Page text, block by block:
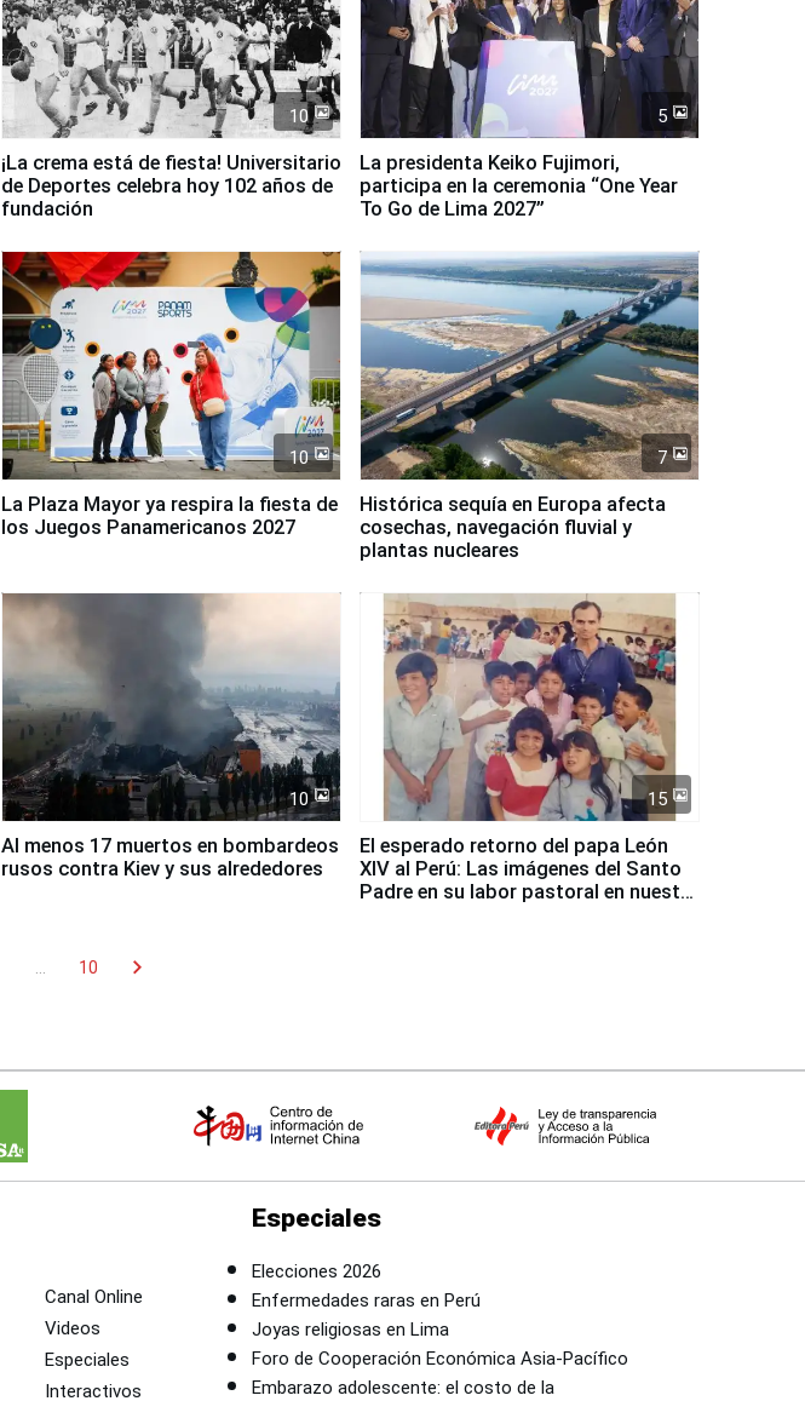
10
¡La crema está de fiesta! Universitario
de Deportes celebra hoy 102 años de
fundación
5
La presidenta Keiko Fujimori,
participa en la ceremonia “One Year
To Go de Lima 2027”
10
La Plaza Mayor ya respira la fiesta de
los Juegos Panamericanos 2027
7
Histórica sequía en Europa afecta
cosechas, navegación fluvial y
plantas nucleares
10
Al menos 17 muertos en bombardeos
rusos contra Kiev y sus alrededores
15
El esperado retorno del papa León
XIV al Perú: Las imágenes del Santo
Padre en su labor pastoral en nuestro
10 chevron_right
Canal Online
Videos
Especiales
Interactivos
Especiales
Elecciones 2026
Enfermedades raras en Perú
Joyas religiosas en Lima
Foro de Cooperación Económica Asia-Pacífico
Embarazo adolescente: el costo de la